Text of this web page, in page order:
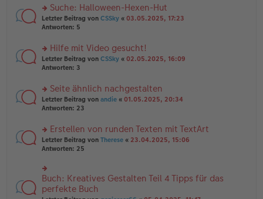
tr
a
g
e
n
er
tr
a
g
n
g
el
e
n
er
tr
a
g
rs
te
n
g
el
e
n
er
tr
a
g
Suche: Halloween-Hexen-Hut
Letzter Beitrag von CSSky « 03.05.2025, 17:23
Antworten: 5
rs
te
n
g
el
e
n
er
tr
a
g
Hilfe mit Video gesucht!
Letzter Beitrag von CSSky « 02.05.2025, 16:09
Antworten: 3
rs
te
n
g
el
e
n
er
B
Seite ähnlich nachgestalten
Letzter Beitrag von andie « 01.05.2025, 20:34
Antworten: 23
rs
te
u
n
g
el
Erstellen von runden Texten mit TextArt
Letzter Beitrag von Therese « 23.04.2025, 15:06
Antworten: 25
rs
te
r
Buch: Kreatives Gestalten Teil 4 Tipps für das
perfekte Buch